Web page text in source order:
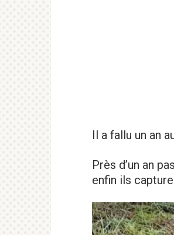
Il a fallu un an
Près d’un an
enfin ils